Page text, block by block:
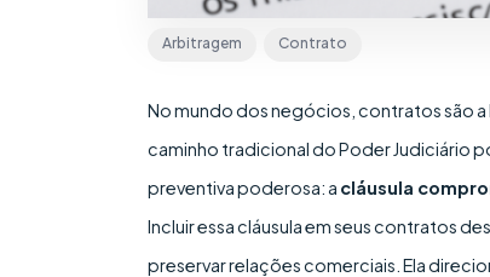
Arbitragem Contrato
No mundo dos negócios, contratos são
caminho tradicional do Poder Judiciário
preventiva poderosa: a cláusula
Incluir essa cláusula em seus contratos
preservar relações comerciais. Ela